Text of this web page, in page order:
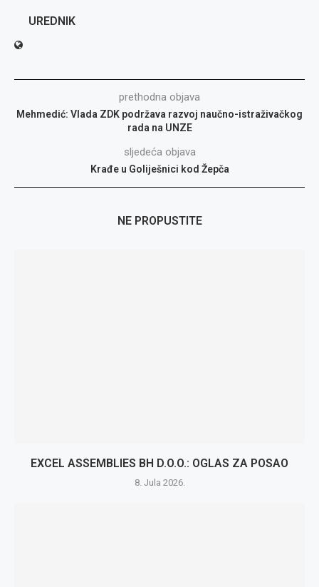
UREDNIK
prethodna objava
Mehmedić: Vlada ZDK podržava razvoj naučno-istraživačkog
rada na UNZE
sljedeća objava
Krađe u Goliješnici kod Žepča
NE PROPUSTITE
EXCEL ASSEMBLIES BH D.O.O.: OGLAS ZA POSAO
8. Jula 2026.